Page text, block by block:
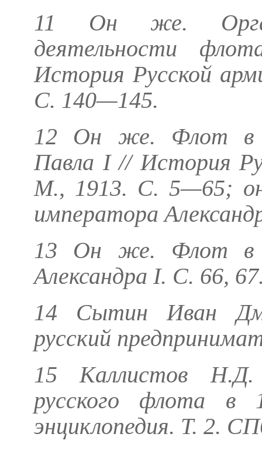
11 Он же.
деятельности
История Русской
С. 140—145.
12 Он же. Флот в
Павла I // История
М., 1913. С. 5—65;
императора
13 Он же. Флот в
Александра I. С. 66,
14 Сытин Иван
русский
15 Каллистов Н.Д.
русского флота в
энциклопедия. Т. 2.